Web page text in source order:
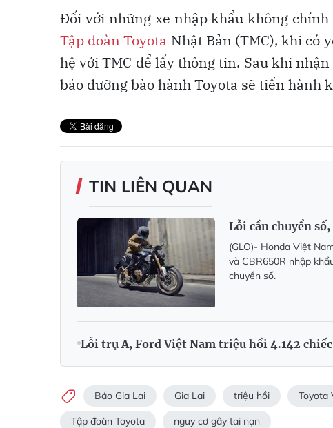
Đối với những xe nhập khẩu không
Tập đoàn Toyota Nhật Bản (TMC), khi có
hệ với TMC để lấy thông tin. Sau khi
bảo dưỡng bào hành Toyota sẽ tiến
TIN LIÊN QUAN
Lỗi cần chuyển
(GLO)- Honda Việt
và CBR650R nhập
chuyển số.
Lỗi trụ A, Ford Việt Nam triệu hồi 4.142
Báo Gia Lai Gia Lai triệu hồi Toyota
Tập đoàn Toyota nguy cơ gây tai nạn